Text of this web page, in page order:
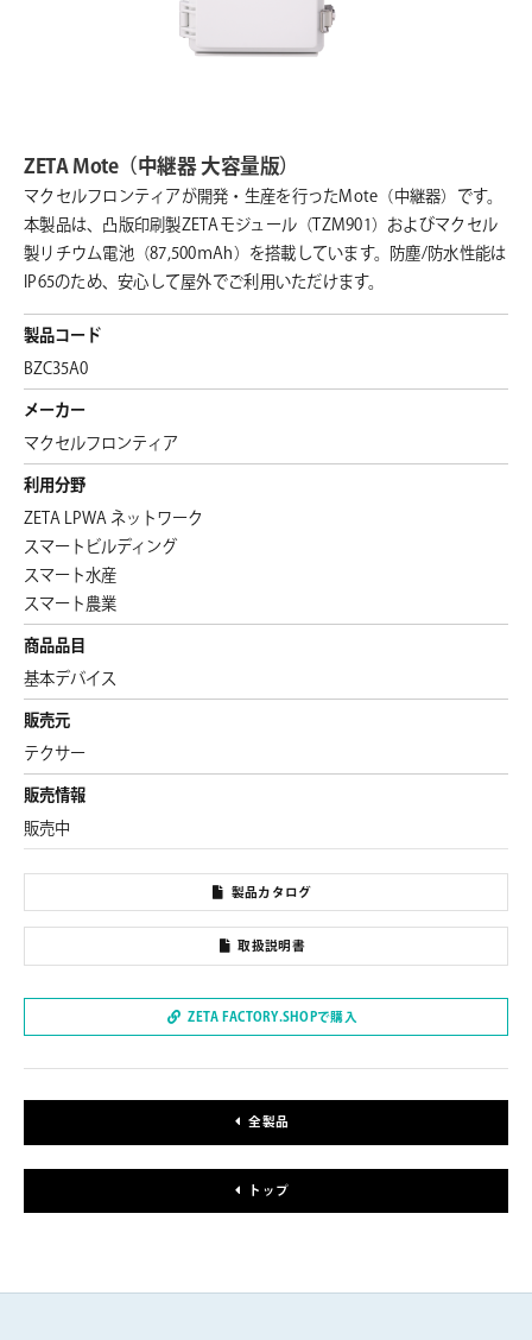
ZETA Mote（中継器 大容量版）
マクセルフロンティアが開発・生産を行ったMote（中継器）です。
本製品は、凸版印刷製ZETAモジュール（TZM901）およびマクセル
製リチウム電池（87,500ｍAh）を搭載しています。防塵/防水性能は
IP65のため、安心して屋外でご利用いただけます。
製品コード
BZC35A0
メーカー
マクセルフロンティア
利用分野
ZETA LPWA ネットワーク
スマートビルディング
スマート水産
スマート農業
商品品目
基本デバイス
販売元
テクサー
販売情報
販売中
製品カタログ
取扱説明書
ZETA FACTORY.SHOPで購入
全製品
トップ